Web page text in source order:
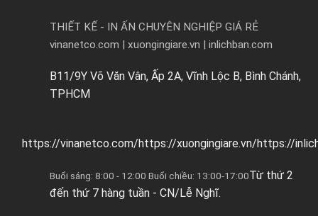
THIẾT KẾ - IN ẤN CHUYÊN NGHIỆP GIÁ RẺ
vinanetco.com | xuongingiare.vn | inlichban.com
B11/9Y Võ Văn Vân, Ấp 2A, Vĩnh Lộc B, Bình Chánh,
TPHCM
https://vinanetco.com/https://xuongingiare.vn/https://
Buổi sáng: 8:00 - 12:00 Buổi chiều: 13:00-17:00Từ thứ 2
đến thứ 7 hàng tuần - CN/Lễ Nghĩ.